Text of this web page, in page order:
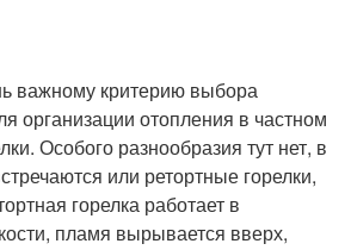
важному критерию выбора
организации отопления в частном
Особого разнообразия тут нет, в
или ретортные горелки,
горелка работает в
пламя вырывается вверх,